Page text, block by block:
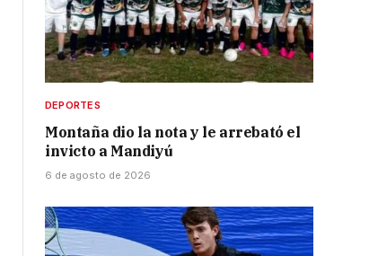
DEPORTES
Montaña dio la nota y le arrebató el
invicto a Mandiyú
6 de agosto de 2026